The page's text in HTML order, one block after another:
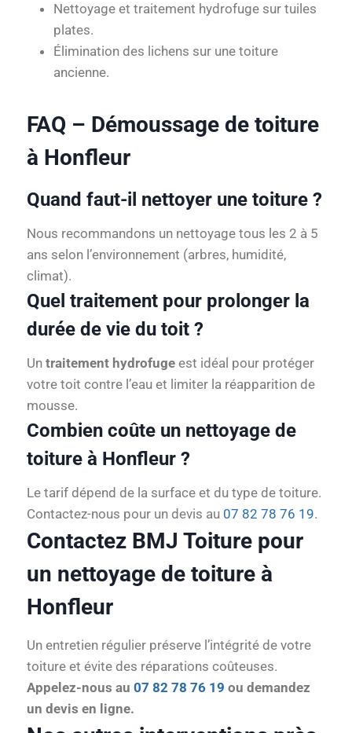
Nettoyage et traitement hydrofuge sur tuiles
plates.
Élimination des lichens sur une toiture
ancienne.
FAQ – Démoussage de toiture
à Honfleur
Quand faut-il nettoyer une toiture ?
Nous recommandons un nettoyage tous les 2 à 5
ans selon l’environnement (arbres, humidité,
climat).
Quel traitement pour prolonger la
durée de vie du toit ?
Un traitement hydrofuge est idéal pour protéger
votre toit contre l’eau et limiter la réapparition de
mousse.
Combien coûte un nettoyage de
toiture à Honfleur ?
Le tarif dépend de la surface et du type de toiture.
Contactez-nous pour un devis au 07 82 78 76 19.
Contactez BMJ Toiture pour
un nettoyage de toiture à
Honfleur
Un entretien régulier préserve l’intégrité de votre
toiture et évite des réparations coûteuses.
Appelez-nous au 07 82 78 76 19 ou demandez
un devis en ligne.